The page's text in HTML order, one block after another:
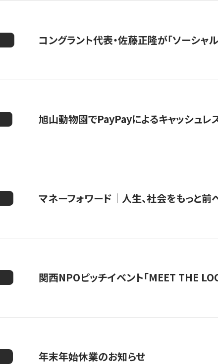
コングラント代表・佐藤正隆が「ソーシャ
旭山動物園でPayPayによるキャッシュ
マネーフォワード｜人生、社会をもっと
関西NPOピッチイベント「MEET THE
年末年始休業のお知らせ